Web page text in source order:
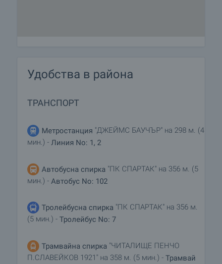
Удобства в района
ТРАНСПОРТ
Метростанция "ДЖЕЙМС БАУЧЪР" на 298 м. (4
мин.) - Линия No: 1, 2
Автобусна спирка "ПК СПАРТАК" на 356 м. (5
мин.) - Автобус No: 102
Тролейбусна спирка "ПК СПАРТАК" на 356 м.
(5 мин.) - Тролейбус No: 7
Трамвайна спирка "ЧИТАЛИЩЕ ПЕНЧО
П.СЛАВЕЙКОВ 1921" на 358 м. (5 мин.) - Трамвай